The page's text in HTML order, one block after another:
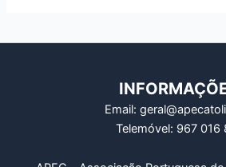
Email:
Telemóvel: 967 016